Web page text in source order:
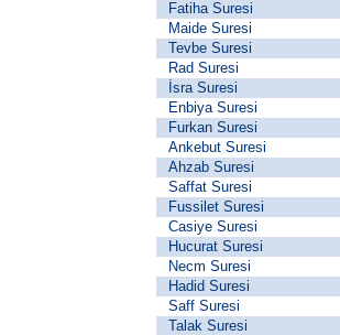
Fatiha Suresi
Maide Suresi
Tevbe Suresi
Rad Suresi
İsra Suresi
Enbiya Suresi
Furkan Suresi
Ankebut Suresi
Ahzab Suresi
Saffat Suresi
Fussilet Suresi
Casiye Suresi
Hucurat Suresi
Necm Suresi
Hadid Suresi
Saff Suresi
Talak Suresi